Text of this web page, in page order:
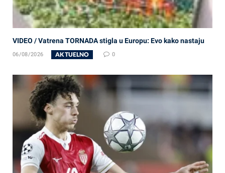
VIDEO / Vatrena TORNADA stigla u Europu: Evo kako nastaju
06/08/2026 AKTUELNO 0